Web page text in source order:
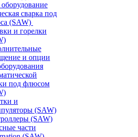
сварка под
(SAW)
и горелки
и опции
под флюсом
и
(SAW)
(SAW)
части